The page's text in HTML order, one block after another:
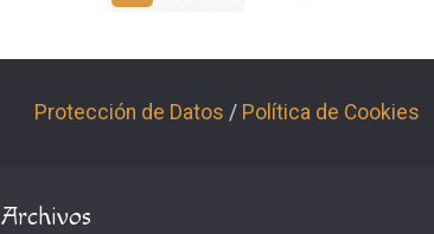
Protección de Datos / Política de Cookies
Archivos